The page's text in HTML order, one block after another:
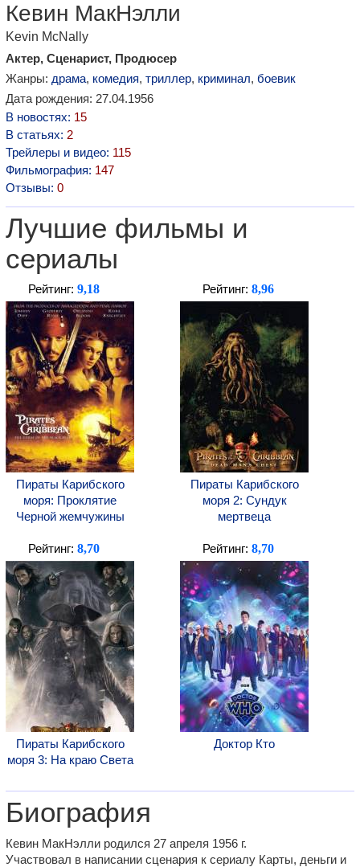
Кевин МакНэлли
Kevin McNally
Актер, Сценарист, Продюсер
Жанры: драма, комедия, триллер, криминал, боевик
Дата рождения: 27.04.1956
В новостях: 15
В статьях: 2
Трейлеры и видео: 115
Фильмография: 147
Отзывы: 0
Лучшие фильмы и
сериалы
Рейтинг: 9,18
Пираты Карибского
моря: Проклятие
Черной жемчужины
Рейтинг: 8,96
Пираты Карибского
моря 2: Сундук
мертвеца
Рейтинг: 8,70
Пираты Карибского
моря 3: На краю Света
Рейтинг: 8,70
Доктор Кто
Биография
Кевин МакНэлли родился 27 апреля 1956 г.
Участвовал в написании сценария к сериалу Карты, деньги и